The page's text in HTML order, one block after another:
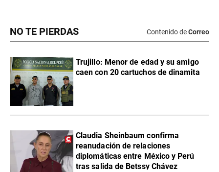
NO TE PIERDAS Contenido deCorreo
Trujillo: Menor de edad y su amigo
caen con 20 cartuchos de dinamita
Claudia Sheinbaum confirma
reanudación de relaciones
diplomáticas entre México y Perú
tras salida de Betssy Chávez